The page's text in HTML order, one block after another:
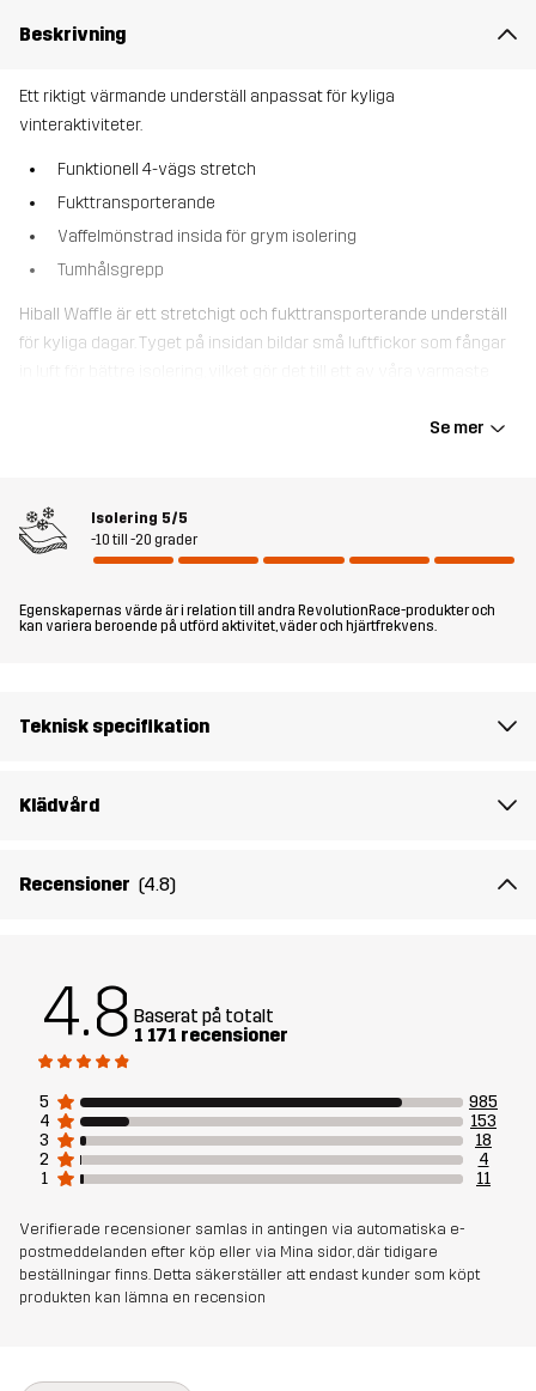
Beskrivning
Ett riktigt värmande underställ anpassat för kyliga
vinteraktiviteter.
Funktionell 4-vägs stretch
Fukttransporterande
Vaffelmönstrad insida för grym isolering
Tumhålsgrepp
Hiball Waffle är ett stretchigt och fukttransporterande underställ
för kyliga dagar. Tyget på insidan bildar små luftfickor som fångar
Passform
Material 1 94% Polyester, 6% Elastan
Vikt 554g
VANDRING
Artikelnummer
Se mer
Isolering 5/5
-10 till -20 grader
Egenskapernas värde är i relation till andra RevolutionRace-produkter och
kan variera beroende på utförd aktivitet, väder och hjärtfrekvens.
Teknisk specifikation
Klädvård
Recensioner (4.8)
4.8 Baserat på totalt
1 171 recensioner
5
985
4
153
3
18
2
4
1
11
Verifierade recensioner samlas in antingen via automatiska e-
postmeddelanden efter köp eller via Mina sidor, där tidigare
beställningar finns. Detta säkerställer att endast kunder som köpt
produkten kan lämna en recension